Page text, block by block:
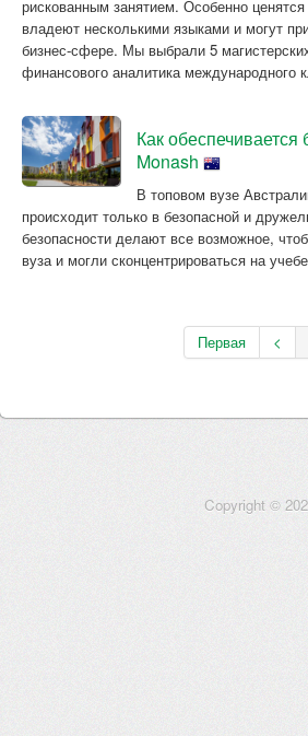
рискованным занятием. Особенно
владеют несколькими языками и могут
бизнес-сфере. Мы выбрали 5
финансового аналитика международного
Как обеспечивается
Monash
В топовом вузе
происходит только в безопасной и
безопасности делают все возможное,
вуза и могли сконцентрироваться на
Первая <
Copyright ©